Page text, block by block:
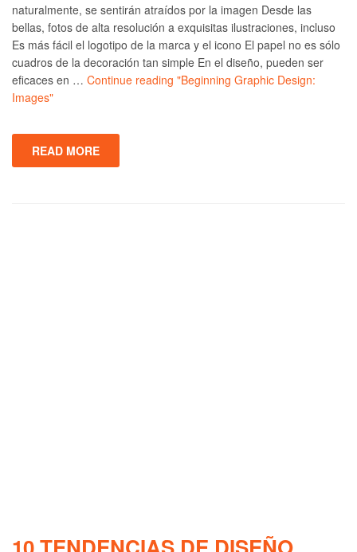
naturalmente, se sentirán atraídos por la imagen Desde las
bellas, fotos de alta resolución a exquisitas ilustraciones, incluso
Es más fácil el logotipo de la marca y el icono El papel no es sólo
cuadros de la decoración tan simple En el diseño, pueden ser
eficaces en … Continue reading "Beginning Graphic Design:
Images"
READ MORE